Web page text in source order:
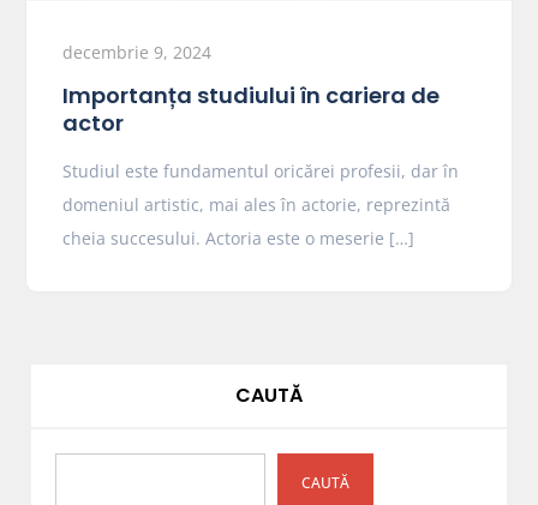
decembrie 9, 2024
Importanța studiului în cariera de
actor
Studiul este fundamentul oricărei profesii, dar în
domeniul artistic, mai ales în actorie, reprezintă
cheia succesului. Actoria este o meserie […]
CAUTĂ
CAUTĂ